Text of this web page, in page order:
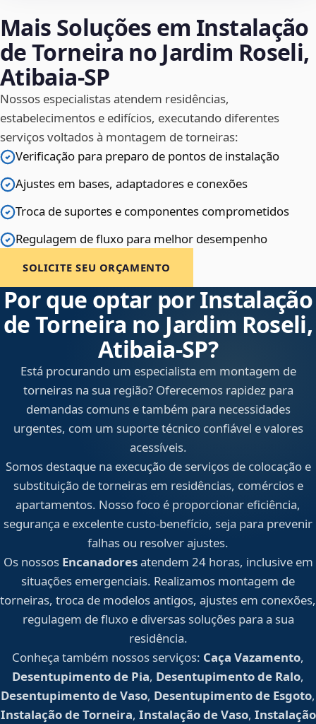
Mais Soluções em Instalação
de Torneira no Jardim Roseli,
Atibaia‑SP
Nossos especialistas atendem residências,
estabelecimentos e edifícios, executando diferentes
serviços voltados à montagem de torneiras:
Verificação para preparo de pontos de instalação
Ajustes em bases, adaptadores e conexões
Troca de suportes e componentes comprometidos
Regulagem de fluxo para melhor desempenho
SOLICITE SEU ORÇAMENTO
Por que optar por Instalação
de Torneira no Jardim Roseli,
Atibaia‑SP?
Está procurando um especialista em montagem de
torneiras na sua região? Oferecemos rapidez para
demandas comuns e também para necessidades
urgentes, com um suporte técnico confiável e valores
acessíveis.
Somos destaque na execução de serviços de colocação e
substituição de torneiras em residências, comércios e
apartamentos. Nosso foco é proporcionar eficiência,
segurança e excelente custo-benefício, seja para prevenir
falhas ou resolver ajustes.
Os nossos Encanadoresatendem 24 horas, inclusive em
situações emergenciais. Realizamos montagem de
torneiras, troca de modelos antigos, ajustes em conexões,
regulagem de fluxo e diversas soluções para a sua
residência.
Conheça também nossos serviços: Caça Vazamento,
Desentupimento de Pia, Desentupimento de Ralo,
Desentupimento de Vaso, Desentupimento de Esgoto,
Instalação de Torneira, Instalação de Vaso, Instalação